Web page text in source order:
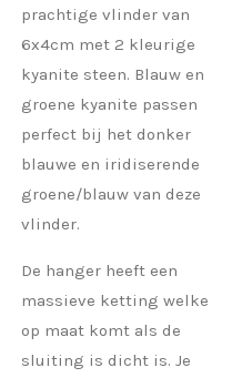
prachtige vlinder van
6x4cm met 2 kleurige
kyanite steen. Blauw en
groene kyanite passen
perfect bij het donker
blauwe en iridiserende
groene/blauw van deze
vlinder.
De hanger heeft een
massieve ketting welke
op maat komt als de
sluiting is dicht is. Je